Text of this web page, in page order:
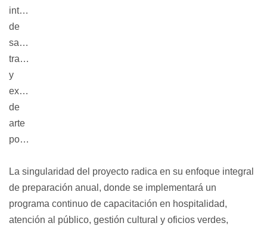
intercambio
de
saberes
tradicionales
y
exhibición
de
arte
popular.
La singularidad del proyecto radica en su enfoque integral
de preparación anual, donde se implementará un
programa continuo de capacitación en hospitalidad,
atención al público, gestión cultural y oficios verdes,